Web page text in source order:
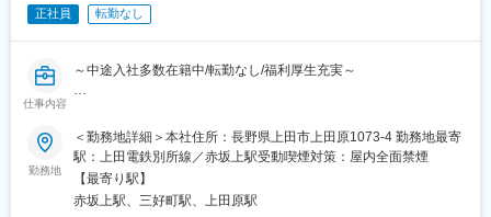
(3)定年後も働ける会社
葬儀や四十九日までの計画もサポートする為、お客様の気持ちに
寄り添いニーズに合った提案をする力が求められます。 お仏壇・
内容にも対応するスキルが大切です。
店長候補向け研修「一休さん塾」で安心スタート理念・マネジメ
ント・マーケティングを学べる社内塾。年8回開催で実践に役立
つ“経営の基礎”が身につきます。
正社員 転勤なし
仕事内容
～中途入社多数在籍中/転勤なし/福利厚生充実～
土木設計、調査業務をお任せします。
受発注者間での打ち合わせ→現地調査→設計図面の作成→成果品
の取りまとめを行っていただきます。
近年大規模化する災害への対応が急務となっています。またイン
フラの老朽化に伴い、構造物を補修し、永く使えるように長寿命
勤務地
＜勤務地詳細＞本社住所：長野県上田市上田原1073-4 勤務地最寄
駅：上田電鉄別所線／赤坂上駅受動喫煙対策：屋内全面禁煙
【最寄り駅】
赤坂上駅、三好町駅、上田原駅